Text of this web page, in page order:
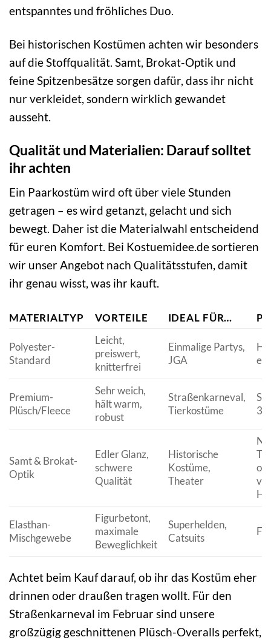
entspanntes und fröhliches Duo.
Bei historischen Kostümen achten wir besonders
auf die Stoffqualität. Samt, Brokat-Optik und
feine Spitzenbesätze sorgen dafür, dass ihr nicht
nur verkleidet, sondern wirklich gewandet
ausseht.
Qualität und Materialien: Darauf solltet
ihr achten
Ein Paarkostüm wird oft über viele Stunden
getragen – es wird getanzt, gelacht und sich
bewegt. Daher ist die Materialwahl entscheidend
für euren Komfort. Bei Kostuemidee.de sortieren
wir unser Angebot nach Qualitätsstufen, damit
ihr genau wisst, was ihr kauft.
MATERIALTYP VORTEILE IDEAL FÜR…
Polyester-
Standard
Leicht,
preiswert,
knitterfrei
Einmalige Partys,
JGA
Premium-
Plüsch/Fleece
Sehr weich,
hält warm,
robust
Straßenkarneval,
Tierkostüme
Samt & Brokat-
Optik
Edler Glanz,
schwere
Qualität
Historische
Kostüme,
Theater
Elasthan-
Mischgewebe
Figurbetont,
maximale
Beweglichkeit
Superhelden,
Catsuits
Achtet beim Kauf darauf, ob ihr das Kostüm eher
drinnen oder draußen tragen wollt. Für den
Straßenkarneval im Februar sind unsere
großzügig geschnittenen Plüsch-Overalls perfekt,